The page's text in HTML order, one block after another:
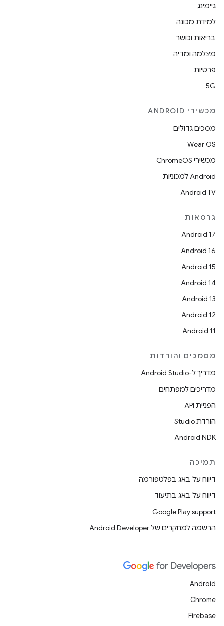
גיימינג
למידת מכונה
בריאות וכושר
מצלמה ומדיה
פרטיות
5G
מכשירי ANDROID
מסכים גדולים
Wear OS
מכשירי ChromeOS
Android למכוניות
Android TV
גרסאות
Android 17
Android 16
Android 15
Android 14
Android 13
Android 12
Android 11
מסמכים והורדות
מדריך ל-Android Studio
מדריכים למפתחים
הפניית API
הורדת Studio
Android NDK
תמיכה
דיווח על באג בפלטפורמה
דיווח על באג בתיעוד
Google Play support
הרשמה למחקרים של Android Developer
Android
Chrome
Firebase